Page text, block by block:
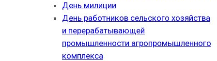
День милиции
День работников сельского хозяйства
и перерабатывающей
промышленности агропромышленного
комплекса